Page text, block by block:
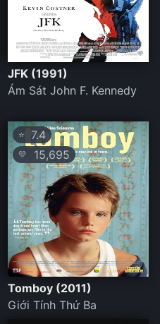
JFK (1991)
Ám Sát John F. Kennedy
⭐ 7.4
💛 15,695
Tomboy (2011)
Giới Tính Thứ Ba